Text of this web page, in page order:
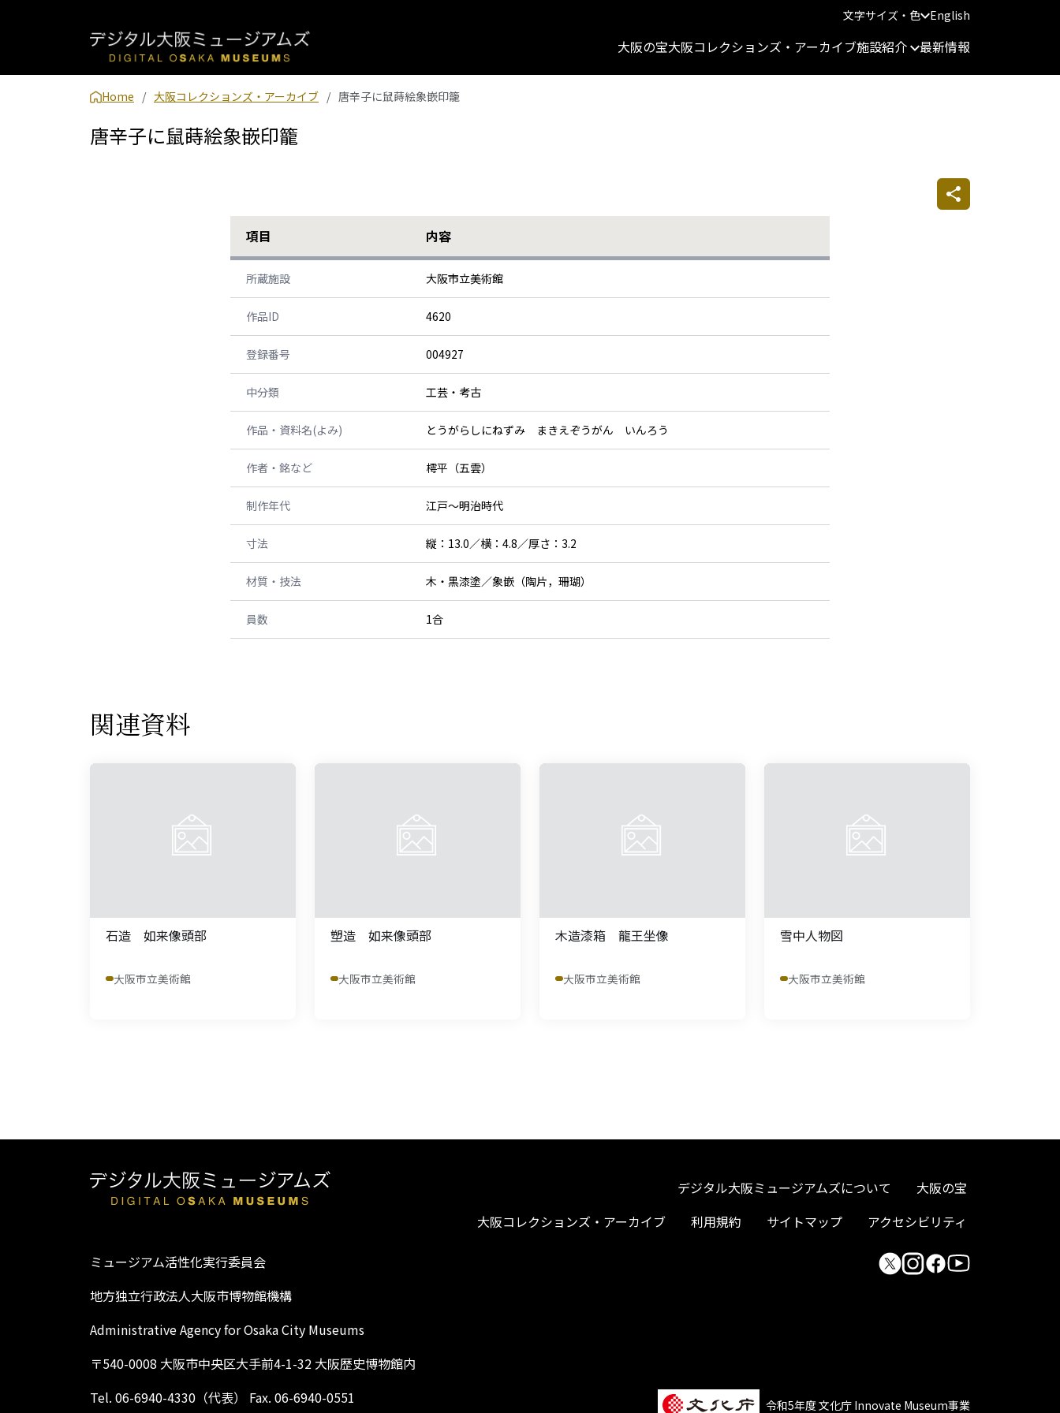
文字サイズ・色 English
大阪の宝大阪コレクションズ・アーカイブ施設紹介 最新情報
Home 大阪コレクションズ・アーカイブ 唐辛子に鼠蒔絵象嵌印籠
唐辛子に鼠蒔絵象嵌印籠
項目 内容
所蔵施設 大阪市立美術館
作品ID 4620
登録番号 004927
中分類 工芸・考古
作品・資料名(よみ) とうがらしにねずみ まきえぞうがん いんろう
作者・銘など 樗平（五雲）
制作年代 江戸～明治時代
寸法 縦：13.0／横：4.8／厚さ：3.2
材質・技法 木・黒漆塗／象嵌（陶片，珊瑚）
員数 1合
関連資料
石造 如来像頭部
大阪市立美術館
塑造 如来像頭部
大阪市立美術館
木造漆箱 龍王坐像
大阪市立美術館
雪中人物図
大阪市立美術館
デジタル大阪ミュージアムズについて
大阪の宝
大阪コレクションズ・アーカイブ
利用規約 サイトマップ アクセシビリティ
ミュージアム活性化実行委員会
地方独立行政法人大阪市博物館機構
Administrative Agency for Osaka City Museums
〒540-0008 大阪市中央区大手前4-1-32 大阪歴史博物館内
Tel. 06-6940-4330（代表） Fax. 06-6940-0551
令和5年度 文化庁 Innovate Museum事業